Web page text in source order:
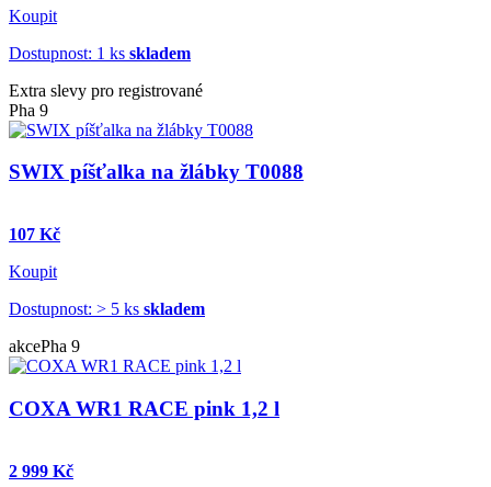
Koupit
Dostupnost: 1 ks skladem
Extra slevy pro registrované
Pha 9
SWIX píšťalka na žlábky T0088
107 Kč
Koupit
Dostupnost: > 5 ks skladem
akcePha 9
COXA WR1 RACE pink 1,2 l
2 999 Kč